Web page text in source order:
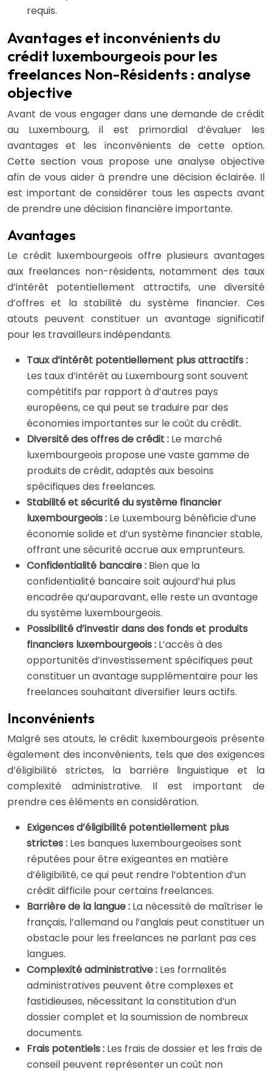
requis.
Avantages et inconvénients du
crédit luxembourgeois pour les
freelances Non-Résidents : analyse
objective
Avant de vous engager dans une demande de crédit
au Luxembourg, il est primordial d’évaluer les
avantages et les inconvénients de cette option.
Cette section vous propose une analyse objective
afin de vous aider à prendre une décision éclairée. Il
est important de considérer tous les aspects avant
de prendre une décision financière importante.
Avantages
Le crédit luxembourgeois offre plusieurs avantages
aux freelances non-résidents, notamment des taux
d’intérêt potentiellement attractifs, une diversité
d’offres et la stabilité du système financier. Ces
atouts peuvent constituer un avantage significatif
pour les travailleurs indépendants.
Taux d’intérêt potentiellement plus attractifs :
Les taux d’intérêt au Luxembourg sont souvent
compétitifs par rapport à d’autres pays
européens, ce qui peut se traduire par des
économies importantes sur le coût du crédit.
Diversité des offres de crédit : Le marché
luxembourgeois propose une vaste gamme de
produits de crédit, adaptés aux besoins
spécifiques des freelances.
Stabilité et sécurité du système financier
luxembourgeois : Le Luxembourg bénéficie d’une
économie solide et d’un système financier stable,
offrant une sécurité accrue aux emprunteurs.
Confidentialité bancaire : Bien que la
confidentialité bancaire soit aujourd’hui plus
encadrée qu’auparavant, elle reste un avantage
du système luxembourgeois.
Possibilité d’investir dans des fonds et produits
financiers luxembourgeois : L’accès à des
opportunités d’investissement spécifiques peut
constituer un avantage supplémentaire pour les
freelances souhaitant diversifier leurs actifs.
Inconvénients
Malgré ses atouts, le crédit luxembourgeois présente
également des inconvénients, tels que des exigences
d’éligibilité strictes, la barrière linguistique et la
complexité administrative. Il est important de
prendre ces éléments en considération.
Exigences d’éligibilité potentiellement plus
strictes : Les banques luxembourgeoises sont
réputées pour être exigeantes en matière
d’éligibilité, ce qui peut rendre l’obtention d’un
crédit difficile pour certains freelances.
Barrière de la langue : La nécessité de maîtriser le
français, l’allemand ou l’anglais peut constituer un
obstacle pour les freelances ne parlant pas ces
langues.
Complexité administrative : Les formalités
administratives peuvent être complexes et
fastidieuses, nécessitant la constitution d’un
dossier complet et la soumission de nombreux
documents.
Frais potentiels : Les frais de dossier et les frais de
conseil peuvent représenter un coût non